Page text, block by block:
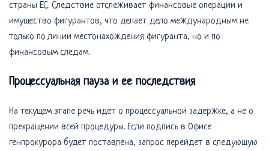
страны ЕС. Следствие отслеживает финансовые операции и
имущество фигурантов, что делает дело международным не
только по линии местонахождения фигуранта, но и по
финансовым следам.
Процессуальная пауза и ее последствия
На текущем этапе речь идет о процессуальной задержке, а не о
прекращении всей процедуры. Если подпись в Офисе
генпрокурора будет поставлена, запрос перейдет в следующую